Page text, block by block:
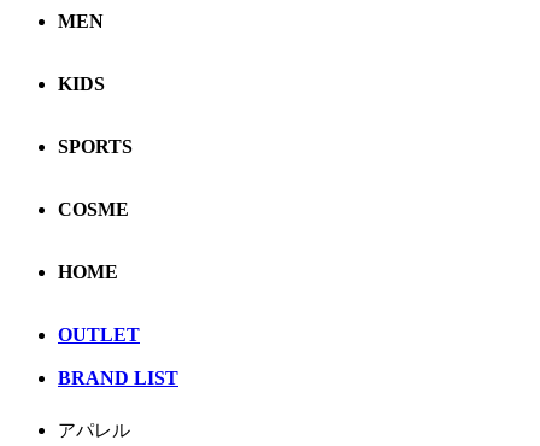
MEN
KIDS
SPORTS
COSME
HOME
OUTLET
BRAND LIST
アパレル